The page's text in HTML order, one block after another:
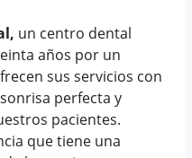
un centro dental
años por un
sus servicios con
perfecta y
pacientes.
que tiene una